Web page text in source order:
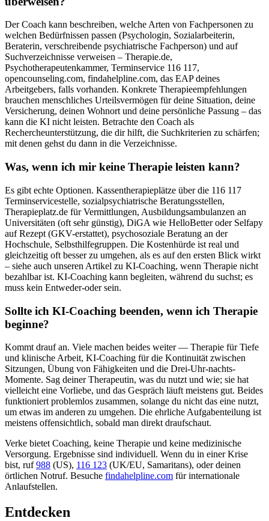
Der Coach kann beschreiben, welche Arten von Fachpersonen zu
welchen Bedürfnissen passen (Psychologin, Sozialarbeiterin,
Beraterin, verschreibende psychiatrische Fachperson) und auf
Suchverzeichnisse verweisen – Therapie.de,
Psychotherapeutenkammer, Terminservice 116 117,
opencounseling.com, findahelpline.com, das EAP deines
Arbeitgebers, falls vorhanden. Konkrete Therapieempfehlungen
brauchen menschliches Urteilsvermögen für deine Situation, deine
Versicherung, deinen Wohnort und deine persönliche Passung – das
kann die KI nicht leisten. Betrachte den Coach als
Rechercheunterstützung, die dir hilft, die Suchkriterien zu schärfen;
mit denen gehst du dann in die Verzeichnisse.
Was, wenn ich mir keine Therapie leisten kann?
Es gibt echte Optionen. Kassentherapieplätze über die 116 117
Terminservicestelle, sozialpsychiatrische Beratungsstellen,
Therapieplatz.de für Vermittlungen, Ausbildungsambulanzen an
Universitäten (oft sehr günstig), DiGA wie HelloBetter oder Selfapy
auf Rezept (GKV-erstattet), psychosoziale Beratung an der
Hochschule, Selbsthilfegruppen. Die Kostenhürde ist real und
gleichzeitig oft besser zu umgehen, als es auf den ersten Blick wirkt
– siehe auch unseren Artikel zu KI-Coaching, wenn Therapie nicht
bezahlbar ist. KI-Coaching kann begleiten, während du suchst; es
muss kein Entweder-oder sein.
Sollte ich KI-Coaching beenden, wenn ich Therapie
beginne?
Kommt drauf an. Viele machen beides weiter — Therapie für Tiefe
und klinische Arbeit, KI-Coaching für die Kontinuität zwischen
Sitzungen, Übung von Fähigkeiten und die Drei-Uhr-nachts-
Momente. Sag deiner Therapeutin, was du nutzt und wie; sie hat
vielleicht eine Vorliebe, und das Gespräch läuft meistens gut. Beides
funktioniert problemlos zusammen, solange du nicht das eine nutzt,
um etwas im anderen zu umgehen. Die ehrliche Aufgabenteilung ist
meistens offensichtlich, sobald man direkt draufschaut.
Verke bietet Coaching, keine Therapie und keine medizinische
Versorgung. Ergebnisse sind individuell. Wenn du in einer Krise
bist, ruf 988 (US), 116 123 (UK/EU, Samaritans), oder deinen
örtlichen Notruf. Besuche findahelpline.com für internationale
Anlaufstellen.
Entdecken